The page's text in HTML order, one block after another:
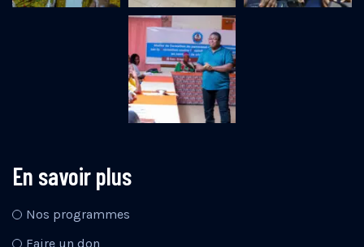
En savoir plus
Nos programmes
Faire un don